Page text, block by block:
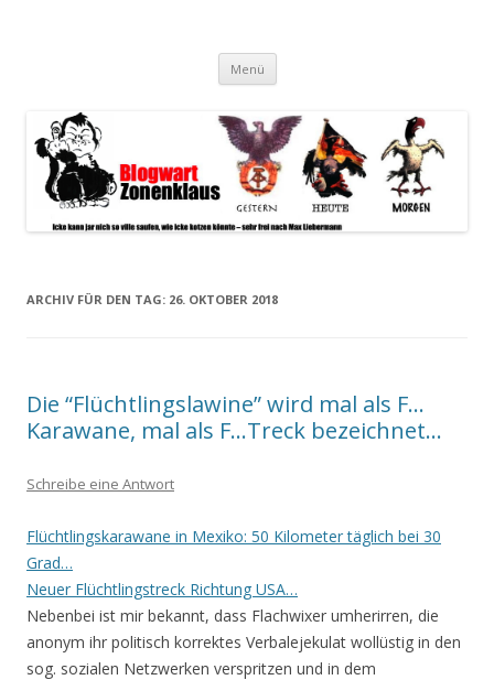
spiegeln im wesentlichen den Gesundheitszustand dieser unserer
Menü Zum
springen
ARCHIV FÜR DEN TAG: 26. OKTOBER 2018
Die “Flüchtlingslawine” wird mal als F…
Karawane, mal als F…Treck bezeichnet…
Schreibe eine Antwort
Flüchtlingskarawane in Mexiko: 50 Kilometer täglich bei 30
Grad…
Neuer Flüchtlingstreck Richtung USA…
Nebenbei ist mir bekannt, dass Flachwixer umherirren, die
anonym ihr politisch korrektes Verbalejekulat wollüstig in den
sog. sozialen Netzwerken verspritzen und in dem